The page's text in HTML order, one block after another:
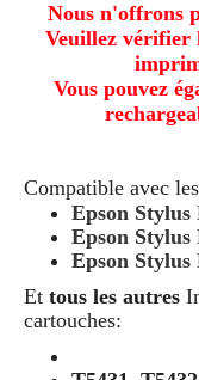
Nous n'offrons
Veuillez vérifier
Vous pouvez
Compatible avec
Epson Stylus
Epson Stylus
Epson Stylus
Et tous les autres
cartouches: